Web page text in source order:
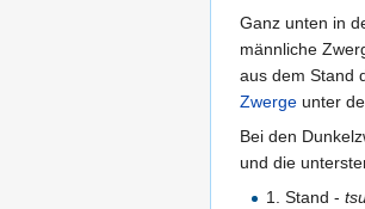
Ganz unten in
männliche
aus dem Stand
Zwerge unter
Bei den
und die
1. Stand -